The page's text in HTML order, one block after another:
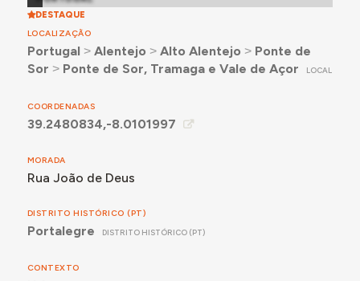
DESTAQUE
LOCALIZAÇÃO
Portugal ˃ Alentejo ˃ Alto Alentejo ˃ Ponte de
Sor ˃ Ponte de Sor, Tramaga e Vale de Açor LOCAL
COORDENADAS
39.2480834,-8.0101997
MORADA
Rua João de Deus
DISTRITO HISTÓRICO (PT)
Portalegre DISTRITO HISTÓRICO (PT)
CONTEXTO